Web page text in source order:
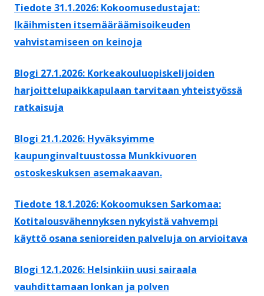
Tiedote 31.1.2026: Kokoomusedustajat:
Ikäihmisten itsemääräämisoikeuden
vahvistamiseen on keinoja
Blogi 27.1.2026: Korkeakouluopiskelijoiden
harjoittelupaikkapulaan tarvitaan yhteistyössä
ratkaisuja
Blogi 21.1.2026: Hyväksyimme
kaupunginvaltuustossa Munkkivuoren
ostoskeskuksen asemakaavan.
Tiedote 18.1.2026: Kokoomuksen Sarkomaa:
Kotitalousvähennyksen nykyistä vahvempi
käyttö osana senioreiden palveluja on arvioitava
Blogi 12.1.2026: Helsinkiin uusi sairaala
vauhdittamaan lonkan ja polven